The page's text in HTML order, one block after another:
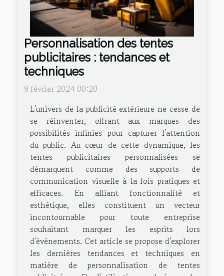
Personnalisation des tentes
publicitaires : tendances et
techniques
9 février 2024 00:20
L'univers de la publicité extérieure ne cesse de
se réinventer, offrant aux marques des
possibilités infinies pour capturer l'attention
du public. Au cœur de cette dynamique, les
tentes publicitaires personnalisées se
démarquent comme des supports de
communication visuelle à la fois pratiques et
efficaces. En alliant fonctionnalité et
esthétique, elles constituent un vecteur
incontournable pour toute entreprise
souhaitant marquer les esprits lors
d'événements. Cet article se propose d'explorer
les dernières tendances et techniques en
matière de personnalisation de tentes